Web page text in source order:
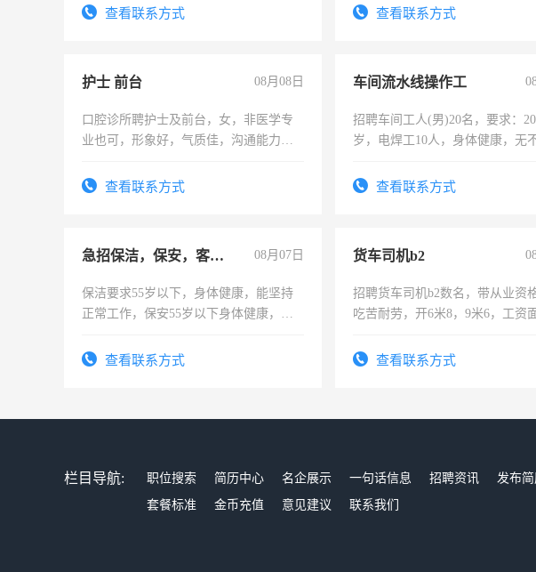
查看联系方式
太太等。查看联系方式
护士 前台 08月08日
口腔诊所聘护士及前台，女，非医学专
业也可，形象好，气质佳，沟通能力
查看联系方式
车间流水线操作工
招聘车间工人(男)20名，要求：
岁，电焊工10人，身体健康，无
宿，免费发放劳保用品，两班倒
查看联系方式
急招保洁，保安，客服，工程 08月07日
保洁要求55岁以下，身体健康，能坚持
正常工作，保安55岁以下身体健康，有
录，客服要求45岁以下高中以上文化，
查看联系方式
货车司机b2
招聘货车司机b2数名，带从业资
吃苦耐劳，开6米8，9米6，工资
查看联系方式
栏目导航: 职位搜索 简历中心 名企展示 一句话信息 招聘资讯 发布简
套餐标准
金币充值 意见建议 联系我们